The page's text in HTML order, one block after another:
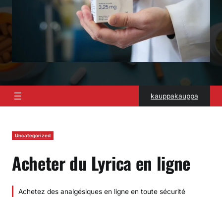
kauppakauppa
Uncategorized
Acheter du Lyrica en ligne
Achetez des analgésiques en ligne en toute sécurité